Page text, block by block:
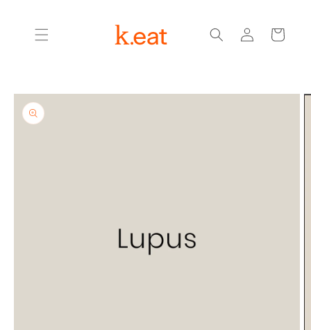
al contenido
sesión
Carrito
directamente
a la
información